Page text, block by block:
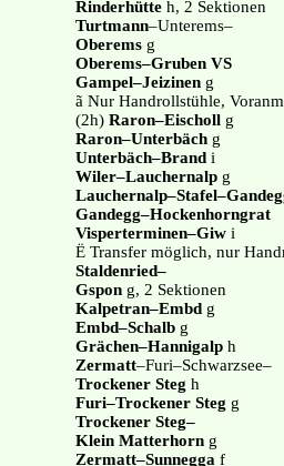
Rinderhütte h, 2 Sektionen
Turtmann–Unterems–
Oberems g
Oberems–Gruben VS
Gampel–Jeizinen g
ã Nur Handrollstühle,
(2h) Raron–Eischoll g
Raron–Unterbäch g
Unterbäch–Brand i
Wiler–Lauchernalp g
Gandegg–Hockenhorngrat
Visperterminen–Giw i
Ë Transfer möglich, nur
Staldenried–
Gspon g, 2 Sektionen
Kalpetran–Embd g
Embd–Schalb g
Grächen–Hannigalp h
Zermatt–Furi–Schwarzsee–
Trockener Steg h
Furi–Trockener Steg g
Trockener Steg–
Klein Matterhorn g
Zermatt–Sunnegga f